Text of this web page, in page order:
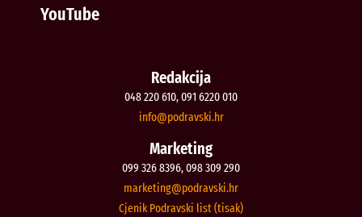
YouTube
Redakcija
048 220 610, 091 6220 010
rh.iksvardop
@ofni
Marketing
099 326 8396, 098 309 290
rh.iksvardop
@gnitekram
Cjenik Podravski list (tisak)